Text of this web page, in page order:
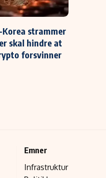
strammer
skal hindre at
forsvinner
Emner
Infrastruktur